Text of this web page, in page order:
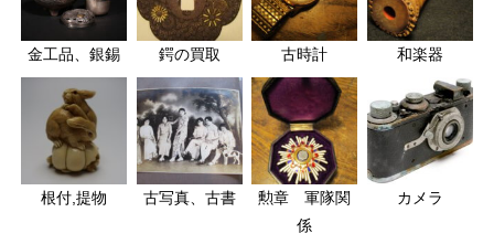
金工品、銀錫 鍔の買取 古時計 和楽器
根付,提物 古写真、古書
勲章 軍隊関
係
カメラ